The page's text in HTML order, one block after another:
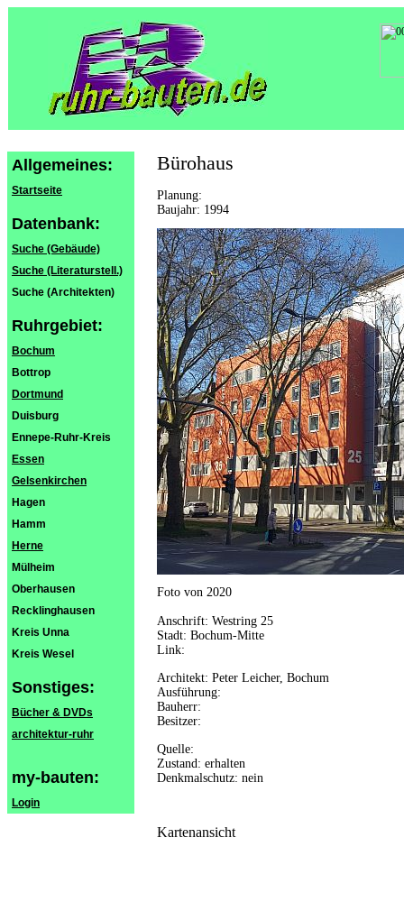
Allgemeines:
Startseite
Datenbank:
Suche (Gebäude)
Suche (Literaturstell.)
Suche (Architekten)
Ruhrgebiet:
Bochum
Bottrop
Dortmund
Duisburg
Ennepe-Ruhr-Kreis
Essen
Gelsenkirchen
Hagen
Hamm
Herne
Mülheim
Oberhausen
Recklinghausen
Kreis Unna
Kreis Wesel
Sonstiges:
Bücher & DVDs
architektur-ruhr
my-bauten:
Login
Bürohaus
Planung:
Baujahr: 1994
Foto von 2020
Anschrift: Westring 25
Stadt: Bochum-Mitte
Link:
Architekt: Peter Leicher, Bochum
Ausführung:
Bauherr:
Besitzer:
Quelle:
Zustand: erhalten
Denkmalschutz: nein
Kartenansicht